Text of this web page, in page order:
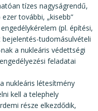
tízes nagyságrendű,
további, „kisebb”
(pl. építési,
bejelentés-tudomásulvételi
a nukleáris védettségi
feladatai
nukleáris létesítmény
kell a telephely
része elkezdődik,